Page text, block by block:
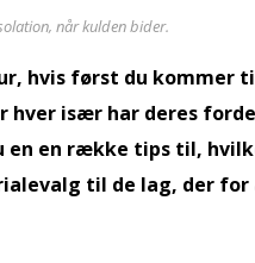
når kulden bider.
hvis først du kommer
hver især har deres
en en række tips til,
til de lag, der